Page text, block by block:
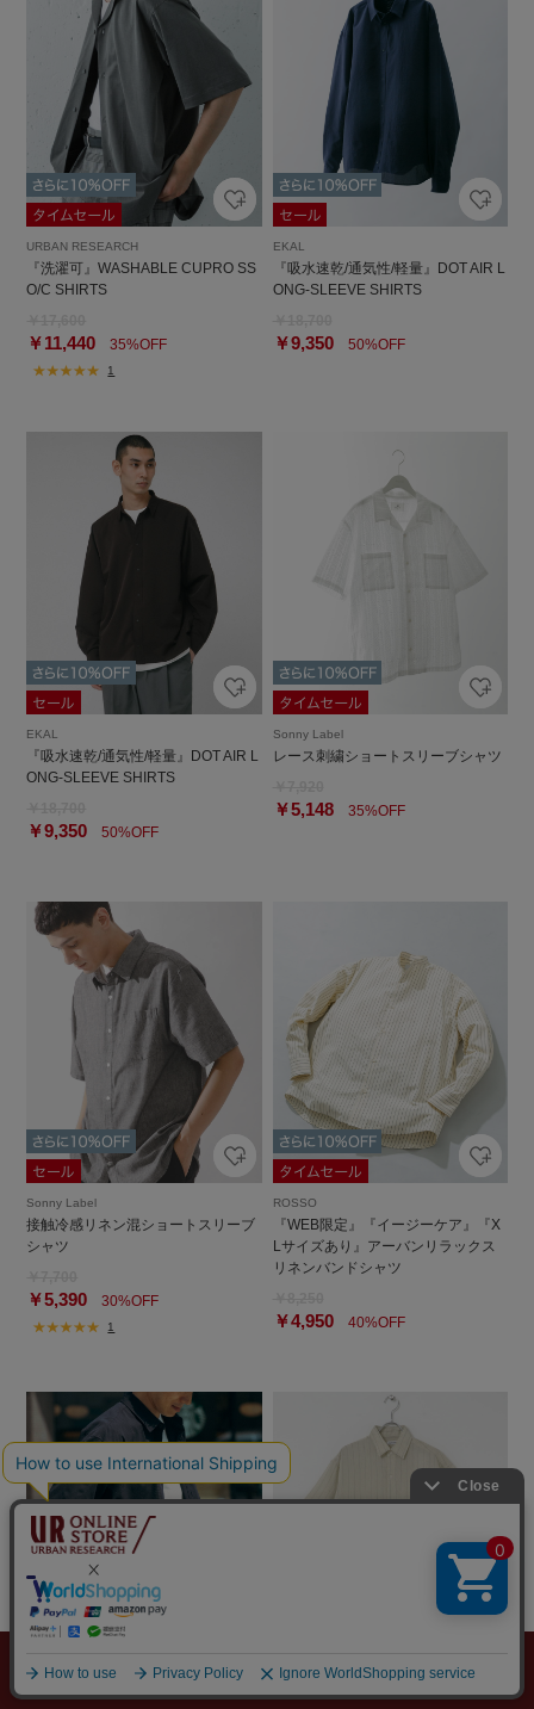
URBAN RESEARCH
『洗濯可』WASHABLE CUPRO SS
O/C SHIRTS
￥11,440 35%OFF
1
EKAL
『吸水速乾/通気性/軽量』DOT AIR L
ONG-SLEEVE SHIRTS
￥9,35050%OFF
EKAL
『吸水速乾/通気性/軽量』DOT AIR L
ONG-SLEEVE SHIRTS
￥9,350 50%OFF
Sonny Label
レース刺繍ショートスリーブシャツ
￥5,14835%OFF
Sonny Label
接触冷感リネン混ショートスリーブ
シャツ
￥5,390 30%OFF
1
ROSSO
『WEB限定』『イージーケア』『X
Lサイズあり』アーバンリラックス
リネンバンドシャツ
￥4,95040%OFF
ITEMS DOORS